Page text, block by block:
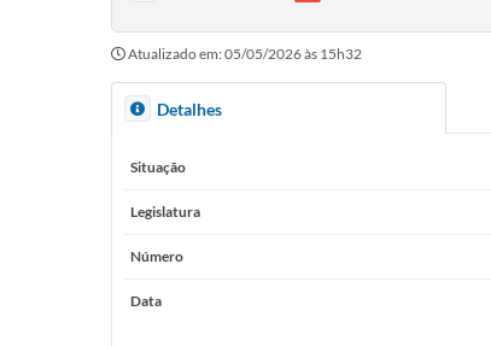
Atualizado em: 05/05/2026 às 15h32
Detalhes
Situação
Legislatura
Número
Data